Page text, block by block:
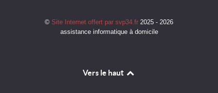
© Site Internet offert par svp34.fr 2025 - 2026
assistance informatique à domicile
Vers le haut